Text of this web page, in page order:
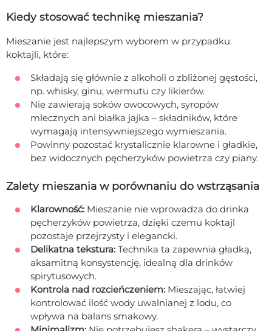
Kiedy stosować technikę mieszania?
Mieszanie jest najlepszym wyborem w przypadku
koktajli, które:
Składają się głównie z alkoholi o zbliżonej gęstości,
np. whisky, ginu, wermutu czy likierów.
Nie zawierają soków owocowych, syropów
mlecznych ani białka jajka – składników, które
wymagają intensywniejszego wymieszania.
Powinny pozostać krystalicznie klarowne i gładkie,
bez widocznych pęcherzyków powietrza czy piany.
Zalety mieszania w porównaniu do wstrząsania
Klarowność: Mieszanie nie wprowadza do drinka
pęcherzyków powietrza, dzięki czemu koktajl
pozostaje przejrzysty i elegancki.
Delikatna tekstura: Technika ta zapewnia gładką,
aksamitną konsystencję, idealną dla drinków
spirytusowych.
Kontrola nad rozcieńczeniem: Mieszając, łatwiej
kontrolować ilość wody uwalnianej z lodu, co
wpływa na balans smakowy.